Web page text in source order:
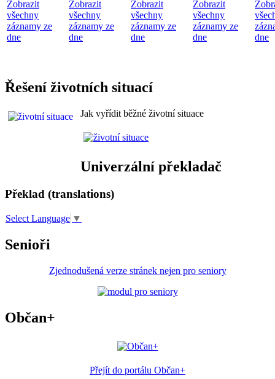
Zobrazit
všechny
záznamy ze
dne
Zobrazit
všechny
záznamy ze
dne
Zobrazit
všechny
záznamy ze
dne
Zobrazit
všechny
záznamy ze
dne
dne
Řešení životních situací
Jak vyřídit běžné životní situace
Univerzální překladač
Překlad (translations)
Select Language ▼
Senioři
Zjednodušená verze stránek nejen pro seniory
Občan+
Přejít do portálu Občan+